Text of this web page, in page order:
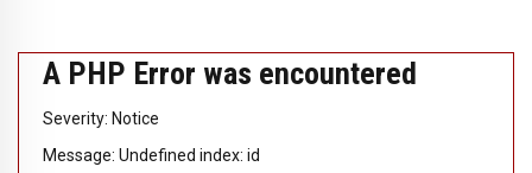
A PHP Error was encountered
Severity: Notice
Message: Undefined index: id